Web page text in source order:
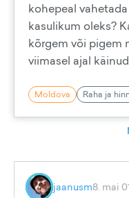
kohepeal
kasulikum oleks?
kõrgem või pigem
viimasel ajal
Moldova Raha ja
jaanusm8. mai